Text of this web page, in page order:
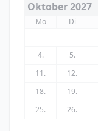
Oktober 2027
Mo
Di
4.
5.
11.
12.
18.
19.
25.
26.